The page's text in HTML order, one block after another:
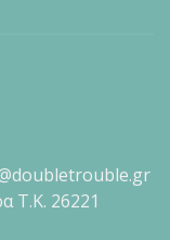
Τ.Κ. 26221